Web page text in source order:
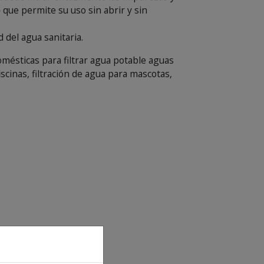
permite su uso sin abrir y sin
agua sanitaria.
para filtrar agua potable aguas
filtración de agua para mascotas,